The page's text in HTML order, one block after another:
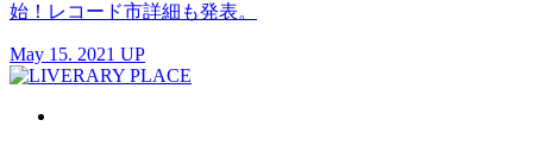
始！レコード市詳細も発表。
May 15. 2021 UP